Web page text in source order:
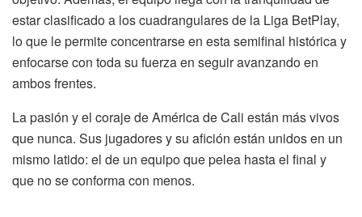
estar clasificado a los cuadrangulares de la Liga BetPlay,
lo que le permite concentrarse en esta semifinal histórica y
enfocarse con toda su fuerza en seguir avanzando en
ambos frentes.
La pasión y el coraje de América de Cali están más vivos
que nunca. Sus jugadores y su afición están unidos en un
mismo latido: el de un equipo que pelea hasta el final y
que no se conforma con menos.